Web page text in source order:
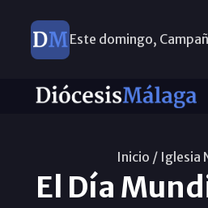
Este domingo,
Inicio / Iglesia
El Día